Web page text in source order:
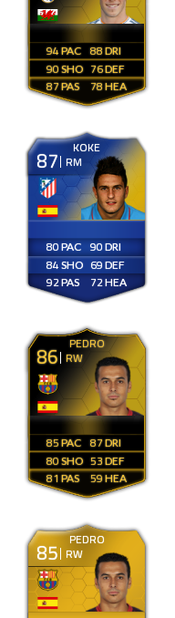
94
90
87
88
76
78
87 RM
KOKE
80
84
92
90
69
72
86 RW
PEDRO
85
80
81
87
53
59
85 RW
PEDRO